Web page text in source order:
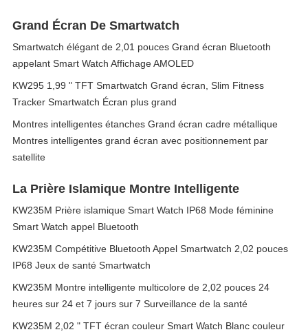
Grand Écran De Smartwatch
Smartwatch élégant de 2,01 pouces Grand écran Bluetooth
appelant Smart Watch Affichage AMOLED
KW295 1,99 " TFT Smartwatch Grand écran, Slim Fitness
Tracker Smartwatch Écran plus grand
Montres intelligentes étanches Grand écran cadre métallique
Montres intelligentes grand écran avec positionnement par
satellite
La Prière Islamique Montre Intelligente
KW235M Prière islamique Smart Watch IP68 Mode féminine
Smart Watch appel Bluetooth
KW235M Compétitive Bluetooth Appel Smartwatch 2,02 pouces
IP68 Jeux de santé Smartwatch
KW235M Montre intelligente multicolore de 2,02 pouces 24
heures sur 24 et 7 jours sur 7 Surveillance de la santé
KW235M 2,02 " TFT écran couleur Smart Watch Blanc couleur